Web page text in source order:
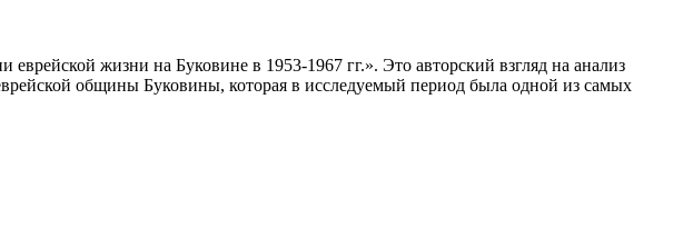
жизни на Буковине в 1953-1967 гг.». Это авторский взгляд на анализ
общины Буковины, которая в исследуемый период была одной из самых